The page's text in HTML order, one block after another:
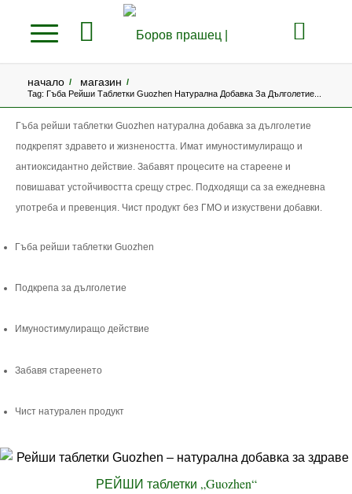
начало / магазин /
Tag: Гъба Рейши Таблетки Guozhen Натурална Добавка За Дълголетие...
Гъба рейши таблетки Guozhen натурална добавка за дълголетие
подкрепят здравето и жизнеността. Имат имуностимулиращо и
антиоксидантно действие. Забавят процесите на стареене и
повишават устойчивостта срещу стрес. Подходящи са за ежедневна
употреба и превенция. Чист продукт без ГМО и изкуствени добавки.
Гъба рейши таблетки Guozhen
Подкрепа за дълголетие
Имуностимулиращо действие
Забавя стареенето
Чист натурален продукт
РЕЙШИ таблетки „Guozhen“